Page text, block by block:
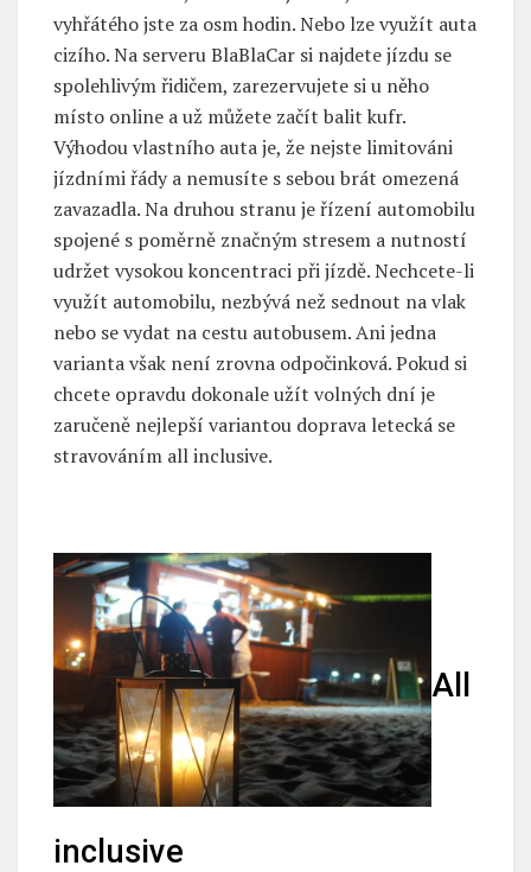
vyhřátého jste za osm hodin. Nebo lze využít auta
cizího. Na serveru BlaBlaCar si najdete jízdu se
spolehlivým řidičem, zarezervujete si u něho
místo online a už můžete začít balit kufr.
Výhodou vlastního auta je, že nejste limitováni
jízdními řády a nemusíte s sebou brát omezená
zavazadla. Na druhou stranu je řízení automobilu
spojené s poměrně značným stresem a nutností
udržet vysokou koncentraci při jízdě. Nechcete-li
využít automobilu, nezbývá než sednout na vlak
nebo se vydat na cestu autobusem. Ani jedna
varianta však není zrovna odpočinková. Pokud si
chcete opravdu dokonale užít volných dní je
zaručeně nejlepší variantou doprava letecká se
stravováním all inclusive.
All
inclusive